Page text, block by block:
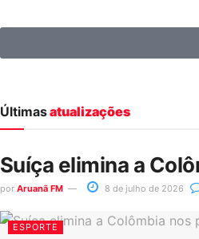
Últimasatualizações
Suíça elimina a
por Aruanã FM 8 de julho de 2026
ESPORTE